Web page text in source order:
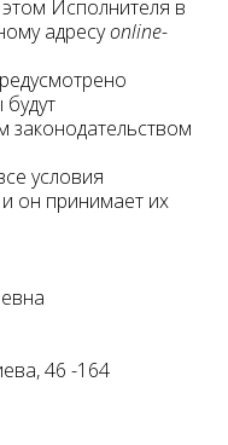
Исполнителя в
адресуonline-
законодательством
условия
он принимает их
46 -164